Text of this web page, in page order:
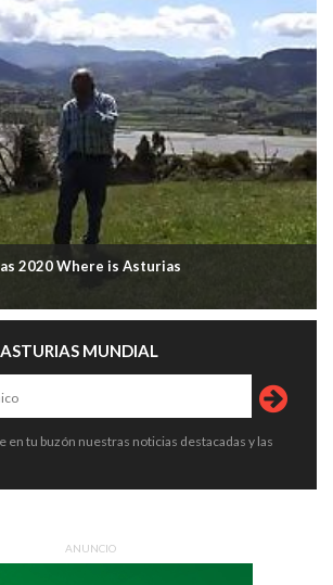
2020 Where is Asturias
MUNDIAL
en tu buzón nuestras noticias destacadas y las
ANUNCIO